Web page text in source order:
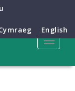
English